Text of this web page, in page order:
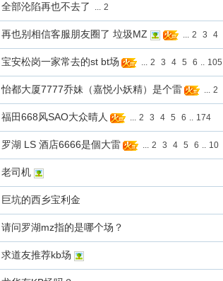
全部沦陷再也不去了 ... 2
再也别相信客服朋友圈了 垃圾MZ ... 2 3 4
宝安松岗一家常去的st bt场 ... 2 3 4 5 6 .. 105
怡都大厦7777乔妹（嘉悦小妖精）是个雷 ... 2
福田668风SAO大众晴人 ... 2 3 4 5 6 .. 174
罗湖 LS 酒店6666是個大雷 ... 2 3 4 5 6 .. 10
老司机
巨坑的西乡宝利金
请问罗湖mz指的是哪个场？
求道友推荐kb场